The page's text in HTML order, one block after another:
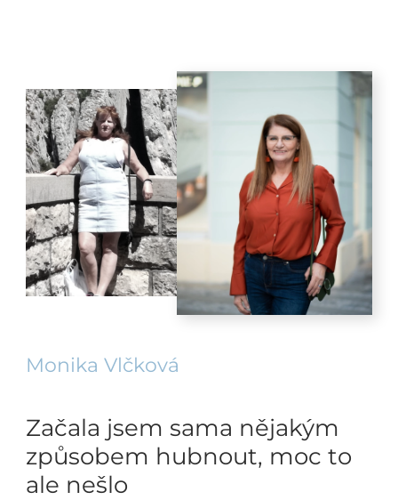
Monika Vlčková
Začala jsem sama nějakým
způsobem hubnout, moc to
ale nešlo